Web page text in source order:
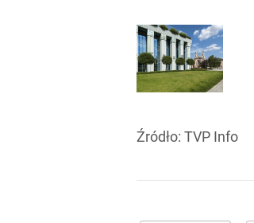
Źródło: TVP Info